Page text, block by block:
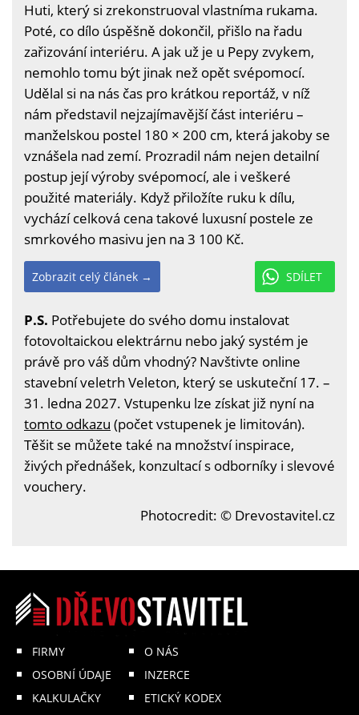
Huti, který si zrekonstruoval vlastníma rukama.
Poté, co dílo úspěšně dokončil, přišlo na řadu
zařizování interiéru. A jak už je u Pepy zvykem,
nemohlo tomu být jinak než opět svépomocí.
Udělal si na nás čas pro krátkou reportáž, v níž
nám představil nejzajímavější část interiéru –
manželskou postel 180 × 200 cm, která jakoby se
vznášela nad zemí. Prozradil nám nejen detailní
postup její výroby svépomocí, ale i veškeré
použité materiály. Když přiložíte ruku k dílu,
vychází celková cena takové luxusní postele ze
smrkového masivu jen na 3 100 Kč.
SDÍLET
Zobrazit celý článek →
P.S. Potřebujete do svého domu instalovat
fotovoltaickou elektrárnu nebo jaký systém je
právě pro váš dům vhodný? Navštivte online
stavební veletrh Veleton, který se uskuteční 17. –
31. ledna 2027. Vstupenku lze získat již nyní na
tomto odkazu (počet vstupenek je limitován).
Těšit se můžete také na množství inspirace,
živých přednášek, konzultací s odborníky i slevové
vouchery.
Photocredit: © Drevostavitel.cz
FIRMY
OSOBNÍ ÚDAJE
KALKULAČKY
O NÁS
INZERCE
ETICKÝ KODEX